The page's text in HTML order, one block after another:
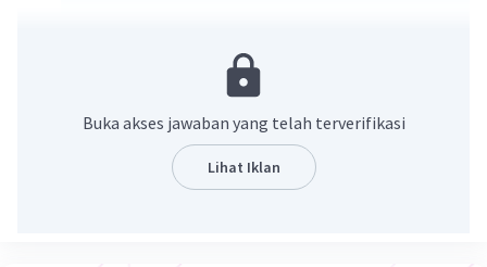
Pakta Warsawa adalah sebuah aliansi
negara komunis Eropa Tengah dan Timur. Pakta
Warsawa ini didirikan pada 14 Mei 1955, saat Uni
Soviet dan negara-negara anti-komunis sekutu
Buka akses jawaban yang telah terverifikasi
Lihat Iklan